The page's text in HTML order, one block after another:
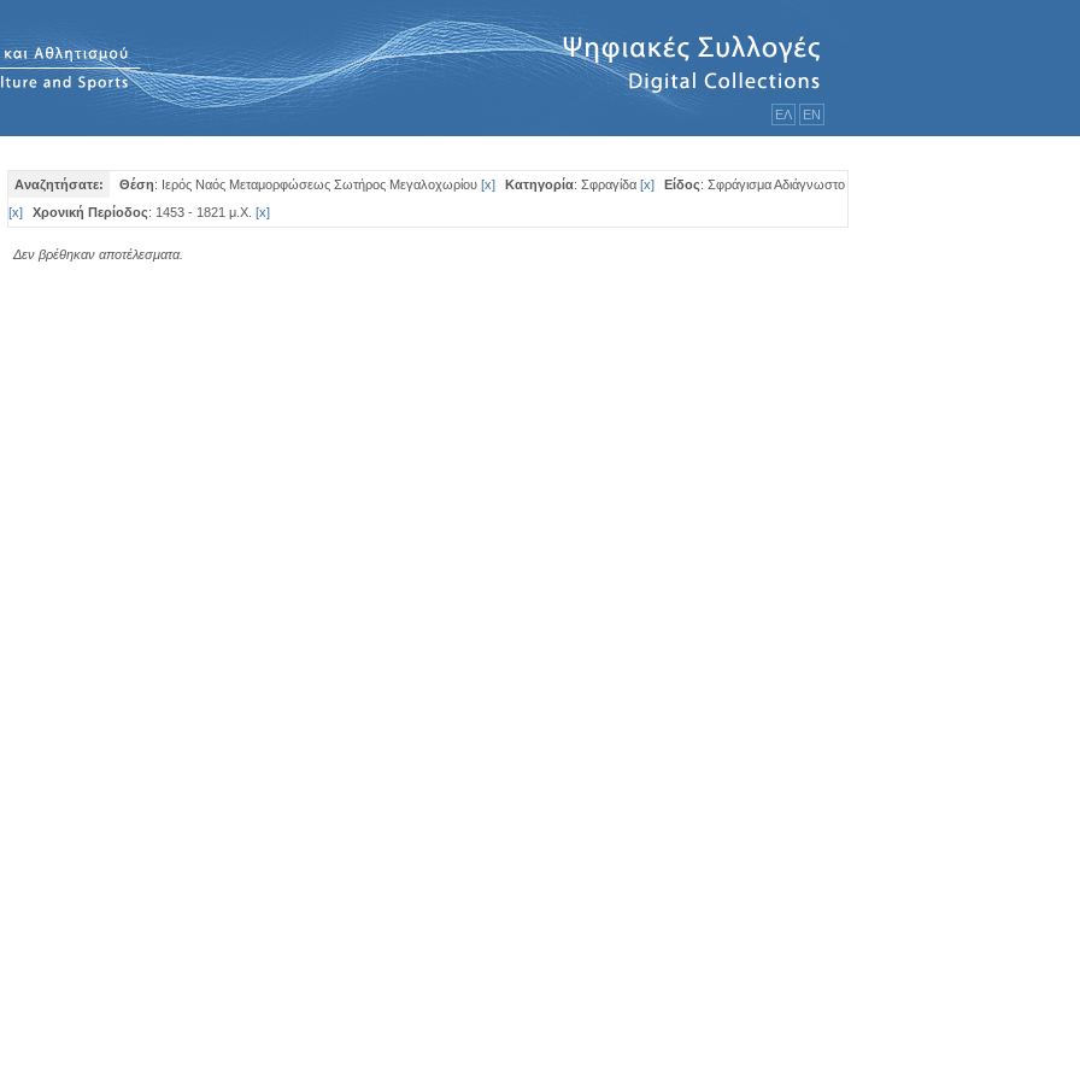
ΕΛ ΕΝ
Αναζητήσατε: Θέση: Ιερός Ναός Μεταμορφώσεως Σωτήρος Μεγαλοχωρίου [x] Κατηγορία: Σφραγίδα [x] Είδος: Σφράγισμα Αδιάγνωστο
[x] Χρονική Περίοδος: 1453 - 1821 μ.Χ. [x]
Δεν βρέθηκαν αποτέλεσματα.